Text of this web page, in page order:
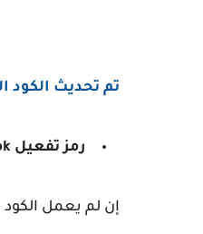
تم تحديث الكود الجديد بتاريخ 01/05/
رمز تفعيل Black TV Apk رقم 2:
إن لم يعمل الكود